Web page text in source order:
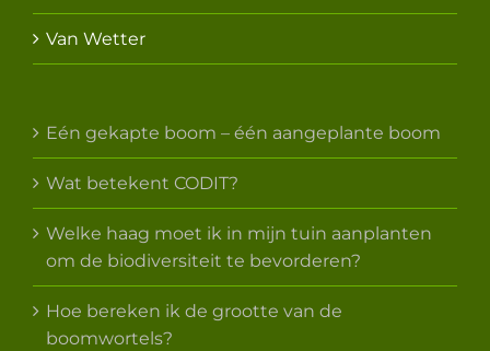
Van Wetter
Eén gekapte boom – één aangeplante boom
Wat betekent CODIT?
Welke haag moet ik in mijn tuin aanplanten
om de biodiversiteit te bevorderen?
Hoe bereken ik de grootte van de
boomwortels?